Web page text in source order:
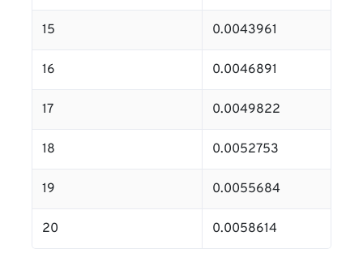
15 0.0043961
16 0.0046891
17 0.0049822
18 0.0052753
19 0.0055684
20 0.0058614